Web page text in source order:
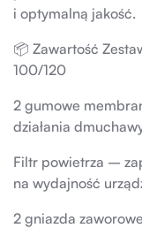
i optymalną jakość.
📦 Zawartość
100/120
2 gumowe
działania
Filtr powietrza –
na wydajność
2 gniazda